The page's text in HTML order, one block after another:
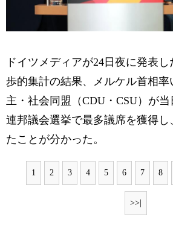
ドイツメディアが24日夜に発表
歩的集計の結果、メルケル首相率
主・社会同盟（CDU・CSU）が
連邦議会選挙で最多議席を獲得し
たことが分かった。
1 2 3 4 5 6 7 8
>>|